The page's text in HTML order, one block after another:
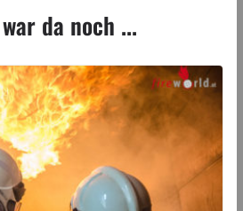
da noch ...